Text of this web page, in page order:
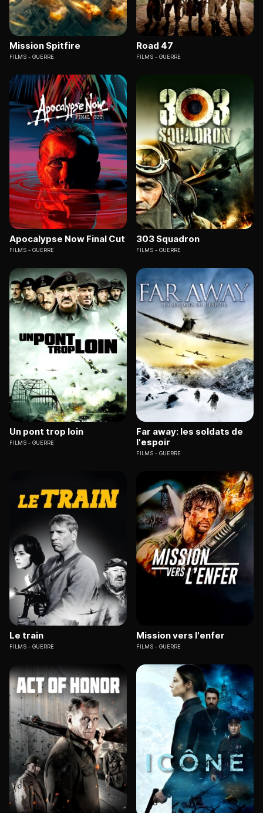
Mission Spitfire
FILMS GUERRE
Road 47
FILMS GUERRE
Apocalypse Now Final Cut
FILMS GUERRE
303 Squadron
FILMS GUERRE
Un pont trop loin
FILMS GUERRE
Far away: les soldats de
l'espoir
FILMS GUERRE
Le train
FILMS GUERRE
Mission vers l'enfer
FILMS GUERRE